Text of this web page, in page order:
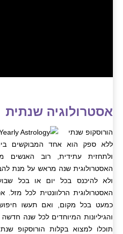
אסטרולוגיה שנתית
הורוסקופ שנתי
ללא ספק הוא אחד המבוקשים
ולתחזית עתידית, רוב האנשים
האסטרולוגית שנה מראש על מנת
ולא להיכנס בכל יום או בכל
האסטרולוגית הרלוונטית לכל מזל.
כמעט בכל מקום, ואם תעשו חיפוש
והגיליונות המיוחדים לכל שנה
תוכלו למצוא בקלות הורוסקופ